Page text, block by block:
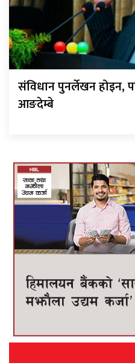
संविधान पुनर्लेखन होइन,
आङदेम्बे